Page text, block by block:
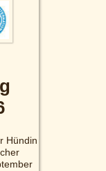
Hündin